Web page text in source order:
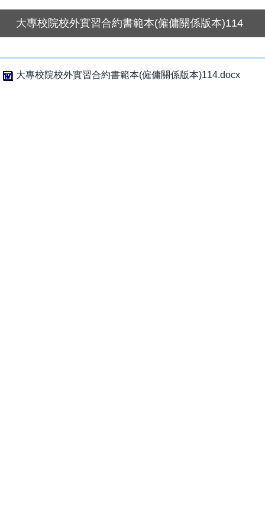
大專校院校外實習合約書範本(僱傭關係版本)114
大專校院校外實習合約書範本(僱傭關係版本)114.docx